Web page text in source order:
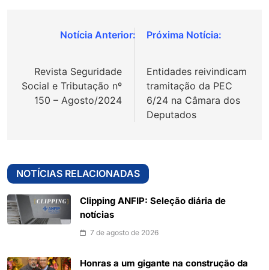
Navegação
Post
Revista Seguridade
Social e Tributação nº
150 – Agosto/2024
Entidades reivindicam
tramitação da PEC
6/24 na Câmara dos
Deputados
NOTÍCIAS RELACIONADAS
Clipping ANFIP: Seleção diária de
notícias
7 de agosto de 2026
Honras a um gigante na construção da